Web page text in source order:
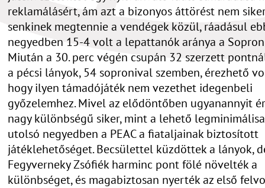
reklamálásért, ám azt a bizonyos áttörést nem
senkinek megtennie a vendégek közül, ráadásul
negyedben 15-4 volt a lepattanók aránya a
Miután a 30. perc végén csupán 32 szerzett
a pécsi lányok, 54 sopronival szemben, érezhető
hogy ilyen támadójáték nem vezethet idegenbeli
győzelemhez. Mivel az elődöntőben ugyanannyit
nagy különbségű siker, mint a lehető
utolsó negyedben a PEAC a fiataljainak biztosított
játéklehetőséget. Becsülettel küzdöttek a lányok,
Fegyverneky Zsófiék harminc pont fölé növelték a
különbséget, és magabiztosan nyerték az első